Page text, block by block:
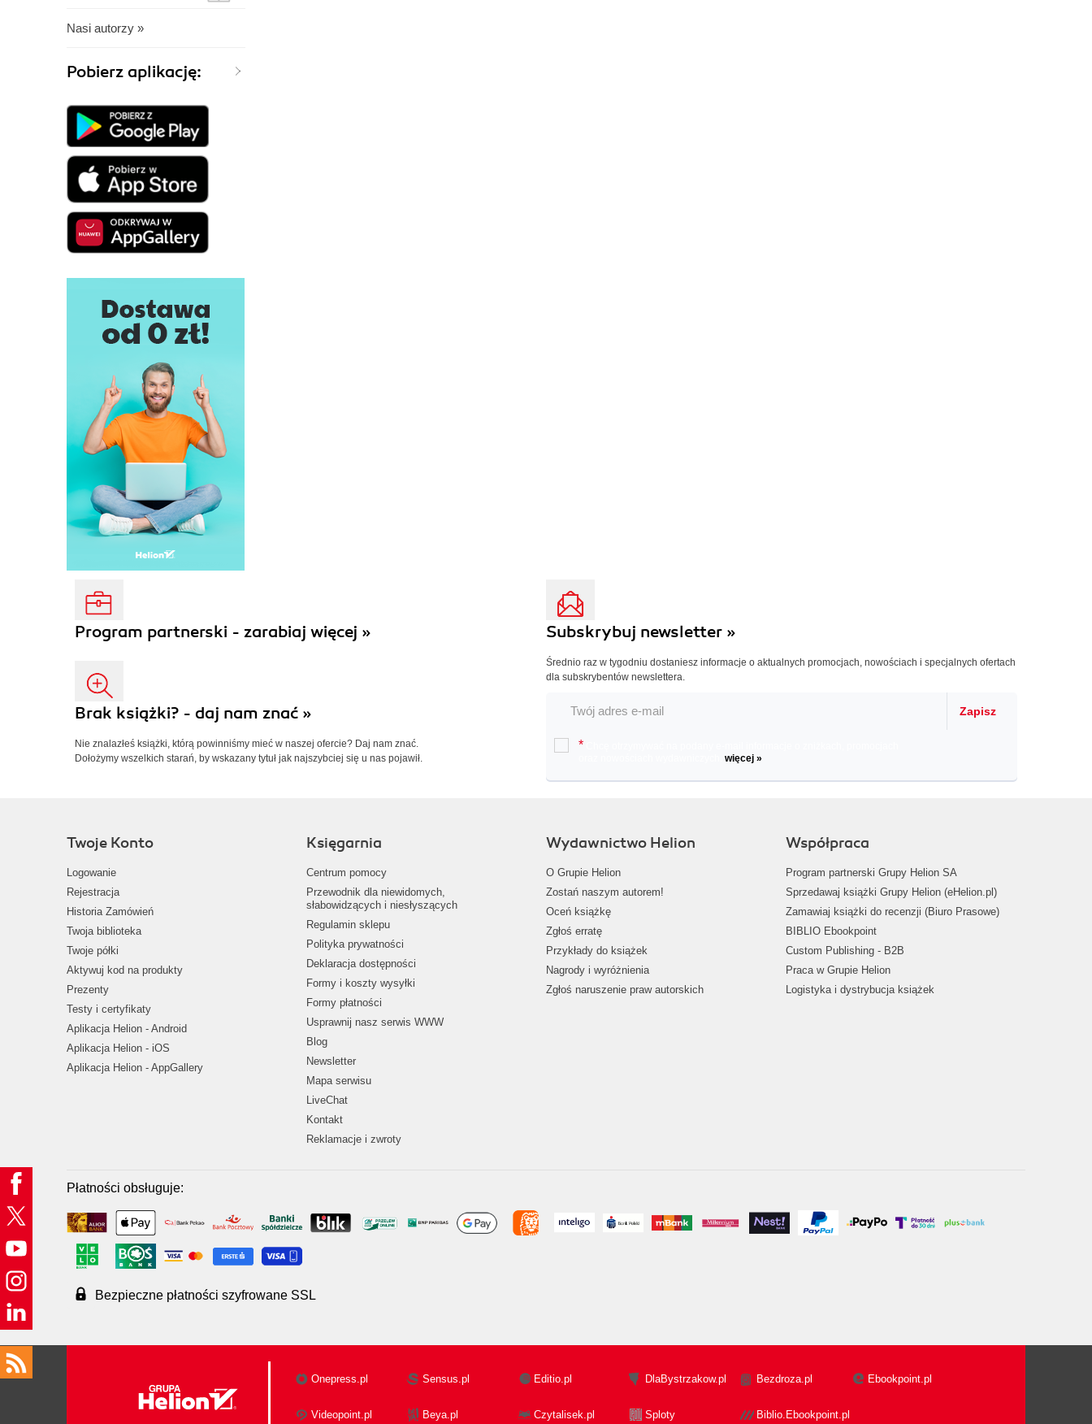
Nasi autorzy »
Pobierz aplikację:
Program partnerski - zarabiaj więcej »
Brak książki? - daj nam znać »
Nie znalazłeś książki, którą powinniśmy mieć w naszej ofercie? Daj nam znać.
Dołożymy wszelkich starań, by wskazany tytuł jak najszybciej się u nas pojawił.
Subskrybuj newsletter »
Średnio raz w tygodniu dostaniesz informacje o aktualnych promocjach, nowościach i specjalnych ofertach
dla subskrybentów newslettera.
Zapisz
*
więcej »
Twoje Konto
Logowanie
Rejestracja
Historia Zamówień
Twoja biblioteka
Twoje półki
Aktywuj kod na produkty
Prezenty
Testy i certyfikaty
Aplikacja Helion - Android
Aplikacja Helion - iOS
Aplikacja Helion - AppGallery
Księgarnia
Centrum pomocy
Przewodnik dla niewidomych,
słabowidzących i niesłyszących
Regulamin sklepu
Polityka prywatności
Deklaracja dostępności
Formy i koszty wysyłki
Formy płatności
Usprawnij nasz serwis WWW
Blog
Newsletter
Mapa serwisu
LiveChat
Kontakt
Reklamacje i zwroty
Wydawnictwo Helion
O Grupie Helion
Zostań naszym autorem!
Oceń książkę
Zgłoś erratę
Przykłady do książek
Nagrody i wyróżnienia
Zgłoś naruszenie praw autorskich
Współpraca
Program partnerski Grupy Helion SA
Sprzedawaj książki Grupy Helion (eHelion.pl)
Zamawiaj książki do recenzji (Biuro Prasowe)
BIBLIO Ebookpoint
Custom Publishing - B2B
Praca w Grupie Helion
Logistyka i dystrybucja książek
Płatności obsługuje:
Bezpieczne płatności szyfrowane SSL
Onepress.pl Sensus.pl Editio.pl DlaBystrzakow.pl Bezdroza.pl Ebookpoint.pl
Videopoint.pl Beya.pl Czytalisek.pl Sploty Biblio.Ebookpoint.pl